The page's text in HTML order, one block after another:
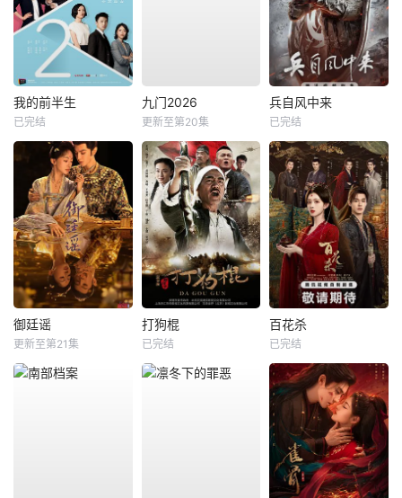
我的前半生
已完结
九门2026
更新至第20集
兵自风中来
已完结
御廷谣
更新至第21集
打狗棍
已完结
百花杀
已完结